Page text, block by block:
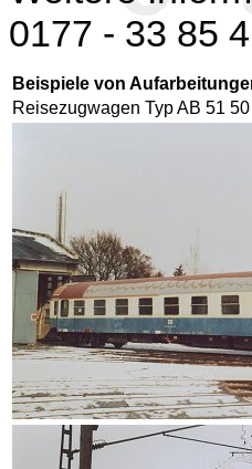
0177 - 33 85
Beispiele von
Reisezugwagen Typ AB 51